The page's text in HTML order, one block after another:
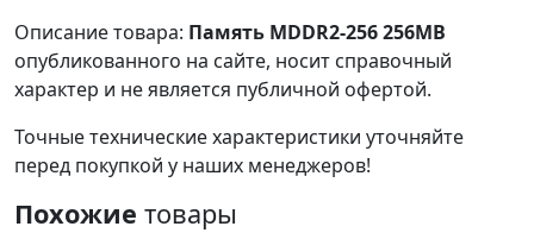
Описание товара: Память MDDR2-256 256MB
опубликованного на сайте, носит справочный
характер и не является публичной офертой.
Точные технические характеристики уточняйте
перед покупкой у наших менеджеров!
Похожие товары